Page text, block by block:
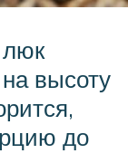
люк
высоту
до